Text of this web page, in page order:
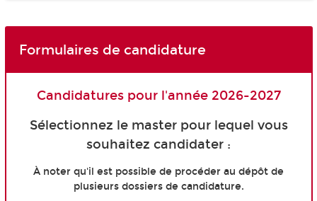
Formulaires de candidature
Candidatures pour l'année 2026-2027
Sélectionnez le master pour lequel vous
souhaitez candidater :
À noter qu'il est possible de procéder au dépôt de
plusieurs dossiers de candidature.